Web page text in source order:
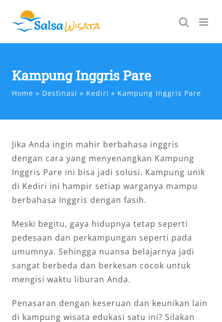
content
Kampung Inggris Pare
Home Destinasi Kediri Kampung Inggris Pare
Jika Anda ingin mahir berbahasa inggris
dengan cara yang menyenangkan Kampung
Inggris Pare ini bisa jadi solusi. Kampung unik
di Kediri ini hampir setiap warganya mampu
berbahasa Inggris dengan fasih.
Meski begitu, gaya hidupnya tetap seperti
pedesaan dan perkampungan seperti pada
umumnya. Sehingga nuansa belajarnya jadi
sangat berbeda dan berkesan cocok untuk
mengisi waktu liburan Anda.
Penasaran dengan keseruan dan keunikan lain
di kampung wisata edukasi satu ini? Silakan